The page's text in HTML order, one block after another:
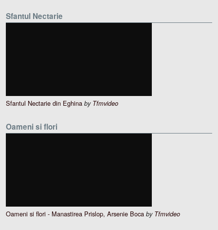
Sfantul Nectarie
Sfantul Nectarie din Eghina by Tfmvideo
Oameni si flori
Oameni si flori - Manastirea Prislop, Arsenie Boca by Tfmvideo